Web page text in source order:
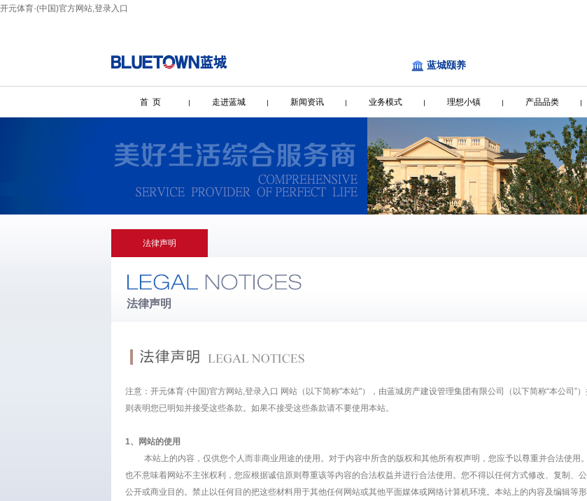
开元体育·(中国)官方网站,登录入口
蓝城颐养
首 页 走进蓝城 新闻资讯 业务模式 理想小镇 产品品类
法律声明
法律声明
注意：开元体育·(中国)官方网站,登录入口 网站（以下简称"本站"），由蓝城房产建设管理集团有限公司（以下简称“本公司”
则表明您已明知并接受这些条款。如果不接受这些条款请不要使用本站。
1、网站的使用
本站上的内容，仅供您个人而非商业用途的使用。对于内容中所含的版权和其他所有权声明，您应予以尊重并合法使用
也不意味着网站不主张权利，您应根据诚信原则尊重该等内容的合法权益并进行合法使用。您不得以任何方式修改、复制、
公开或商业目的。禁止以任何目的把这些材料用于其他任何网站或其他平面媒体或网络计算机环境。本站上的内容及编辑等